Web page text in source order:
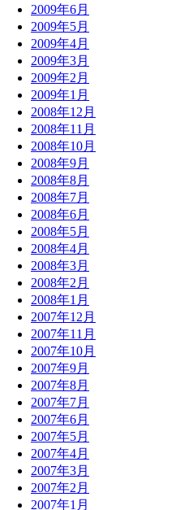
2009年6月
2009年5月
2009年4月
2009年3月
2009年2月
2009年1月
2008年12月
2008年11月
2008年10月
2008年9月
2008年8月
2008年7月
2008年6月
2008年5月
2008年4月
2008年3月
2008年2月
2008年1月
2007年12月
2007年11月
2007年10月
2007年9月
2007年8月
2007年7月
2007年6月
2007年5月
2007年4月
2007年3月
2007年2月
2007年1月